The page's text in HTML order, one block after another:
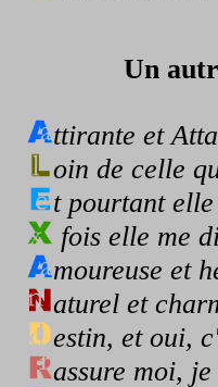
Un
ttirante et
oin de celle
t pourtant
fois elle me
moureuse et
aturel et
estin, et oui,
assure moi,